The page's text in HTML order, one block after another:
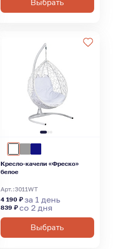
Выбрать
Кресло-качели «Фреско»
белое
Арт.:3011WT
4 190 ₽ за 1 день
839 ₽со 2 дня
Выбрать